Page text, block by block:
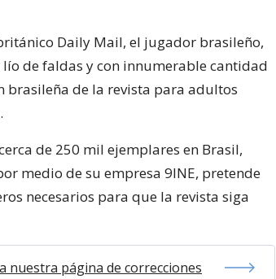
Daily Mail, el jugador brasileño,
de faldas y con innumerable cantidad
brasileña de la revista para adultos
de 250 mil ejemplares en Brasil,
medio de su empresa 9INE, pretende
necesarios para que la revista siga
nuestra página de correcciones